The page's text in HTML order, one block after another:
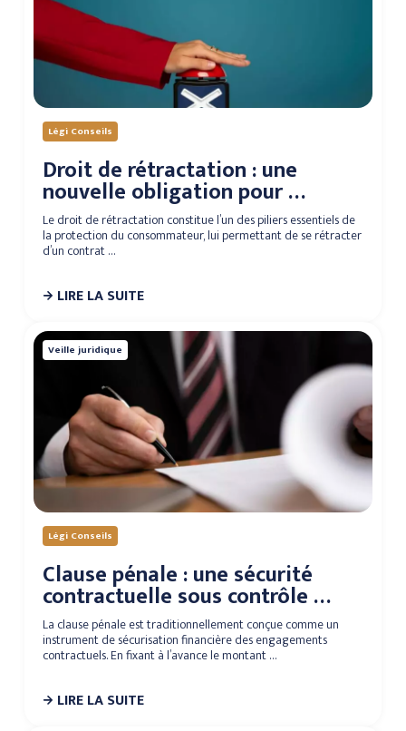
Légi Conseils
Droit de rétractation : une
nouvelle obligation pour …
Le droit de rétractation constitue l’un des piliers essentiels de
la protection du consommateur, lui permettant de se rétracter
d’un contrat …
LIRE LA SUITE
Veille juridique
Légi Conseils
Clause pénale : une sécurité
contractuelle sous contrôle …
La clause pénale est traditionnellement conçue comme un
instrument de sécurisation financière des engagements
contractuels. En fixant à l’avance le montant …
LIRE LA SUITE